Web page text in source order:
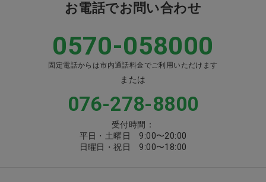
お電話でお問い合わせ
0570-058000
固定電話からは市内通話料金でご利用いただけます
または
076-278-8800
受付時間：
平日・土曜日 9:00〜20:00
日曜日・祝日 9:00〜18:00